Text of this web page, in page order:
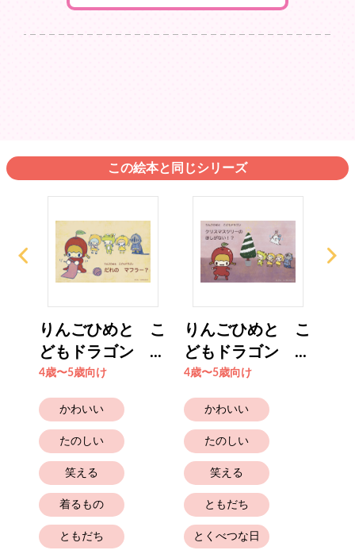
この絵本と同じシリーズ
りんごひめと こ
どもドラゴン ...
4歳〜5歳向け
かわいい
たのしい
笑える
着るもの
ともだち
りんごひめと こ
どもドラゴン ...
4歳〜5歳向け
かわいい
たのしい
笑える
ともだち
とくべつな日